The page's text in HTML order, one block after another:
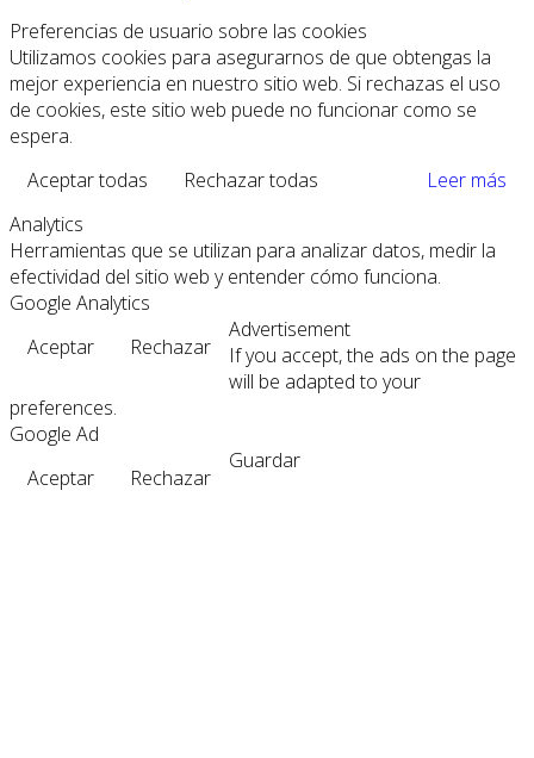
Preferencias de usuario sobre las cookies
Utilizamos cookies para asegurarnos de que obtengas la
mejor experiencia en nuestro sitio web. Si rechazas el uso
de cookies, este sitio web puede no funcionar como se
espera.
Aceptar todas
Rechazar todas
Leer más
Analytics
Herramientas que se utilizan para analizar datos, medir la
efectividad del sitio web y entender cómo funciona.
Google Analytics
Aceptar
Rechazar
Advertisement
If you accept, the ads on the page
will be adapted to your
preferences.
Google Ad
Aceptar
Rechazar
Guardar